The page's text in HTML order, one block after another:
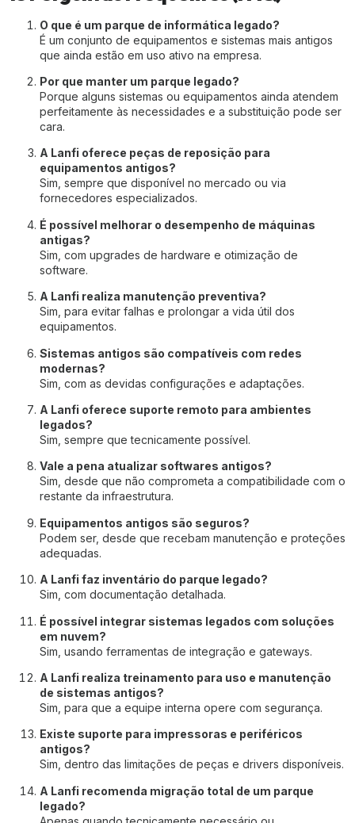
O que é um parque de informática legado?
É um conjunto de equipamentos e sistemas mais antigos
que ainda estão em uso ativo na empresa.
Por que manter um parque legado?
Porque alguns sistemas ou equipamentos ainda atendem
perfeitamente às necessidades e a substituição pode ser
cara.
A Lanfi oferece peças de reposição para
equipamentos antigos?
Sim, sempre que disponível no mercado ou via
fornecedores especializados.
É possível melhorar o desempenho de máquinas
antigas?
Sim, com upgrades de hardware e otimização de
software.
A Lanfi realiza manutenção preventiva?
Sim, para evitar falhas e prolongar a vida útil dos
equipamentos.
Sistemas antigos são compatíveis com redes
modernas?
Sim, com as devidas configurações e adaptações.
A Lanfi oferece suporte remoto para ambientes
legados?
Sim, sempre que tecnicamente possível.
Vale a pena atualizar softwares antigos?
Sim, desde que não comprometa a compatibilidade com o
restante da infraestrutura.
Equipamentos antigos são seguros?
Podem ser, desde que recebam manutenção e proteções
adequadas.
A Lanfi faz inventário do parque legado?
Sim, com documentação detalhada.
É possível integrar sistemas legados com soluções
em nuvem?
Sim, usando ferramentas de integração e gateways.
A Lanfi realiza treinamento para uso e manutenção
de sistemas antigos?
Sim, para que a equipe interna opere com segurança.
Existe suporte para impressoras e periféricos
antigos?
Sim, dentro das limitações de peças e drivers disponíveis.
A Lanfi recomenda migração total de um parque
legado?